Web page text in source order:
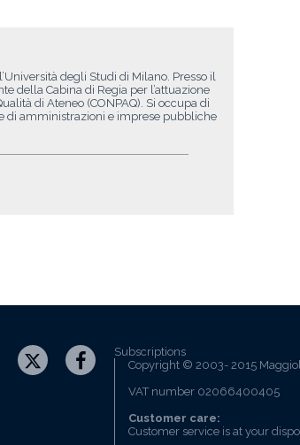
degli Studi di Milano. Presso il
della Cabina di Regia per l’attuazione
di Ateneo (CONPAQ). Si occupa di
di amministrazioni e imprese pubbliche
Subscriptions
Copyright © 2003- 2015
VAT number 02066400405
Customer care:
Customer service is at your